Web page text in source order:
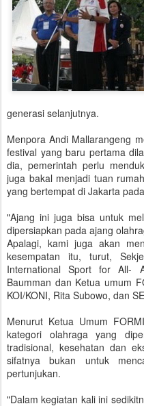
generasi selanjutnya.
Menpora Andi Mallarangeng
festival yang baru pertama
dia, pemerintah perlu
juga bakal menjadi tuan
yang bertempat di Jakarta
"Ajang ini juga bisa untuk
dipersiapkan pada ajang
Apalagi, kami juga akan
kesempatan itu, turut,
International Sport for All-
Baumman dan Ketua umum
KOI/KONI, Rita Subowo, dan
Menurut Ketua Umum
kategori olahraga yang
tradisional, kesehatan dan
sifatnya bukan untuk
pertunjukan.
"Dalam kegiatan kali ini